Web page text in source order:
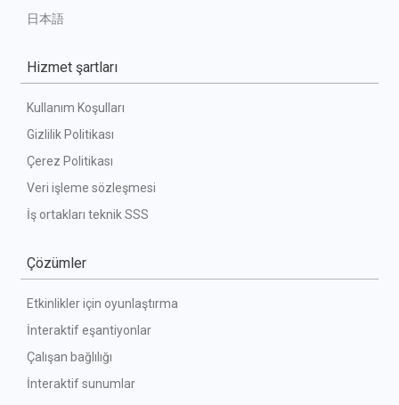
日本語
Hizmet şartları
Kullanım Koşulları
Gizlilik Politikası
Çerez Politikası
Veri işleme sözleşmesi
İş ortakları teknik SSS
Çözümler
Etkinlikler için oyunlaştırma
İnteraktif eşantiyonlar
Çalışan bağlılığı
İnteraktif sunumlar